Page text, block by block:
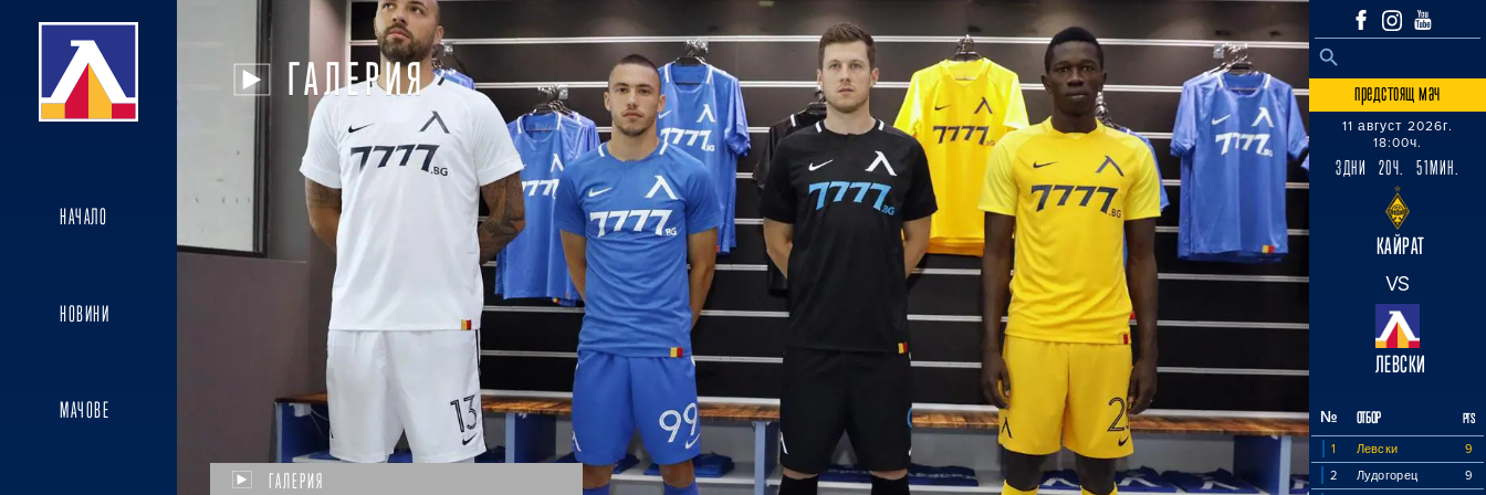
НАЧАЛО
НОВИНИ
МАЧОВЕ
Search
SEARCH BUTTON
предстоящ мач
11 август 2026г.
18:00ч.
3ДНИ 20Ч. 51МИН.
КАЙРАТ
VS
ЛЕВСКИ
№ ОТБОР PTS
1 Левски
9
2
Лудогорец
9
ГАЛЕРИЯ
ГАЛЕРИЯ